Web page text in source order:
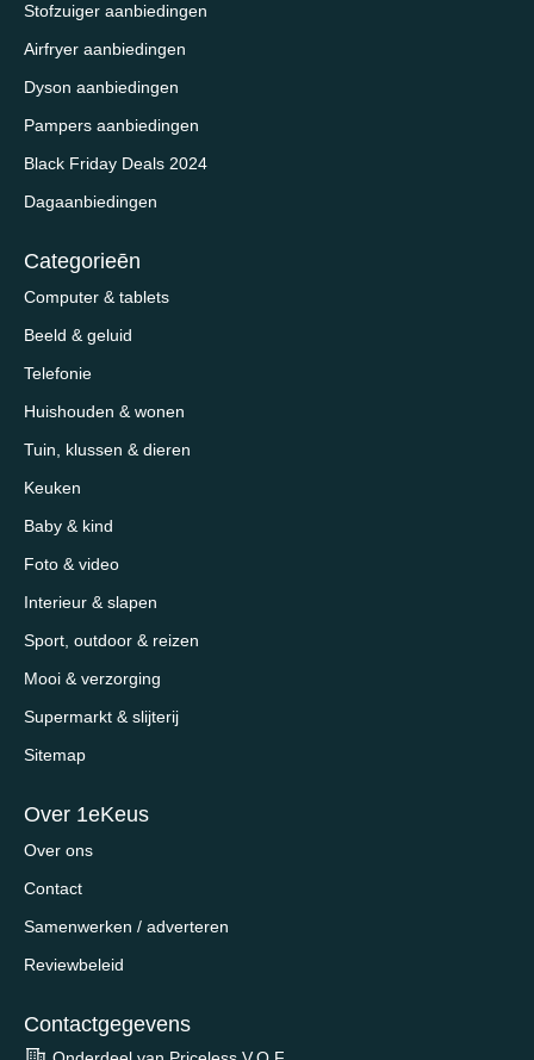
Stofzuiger aanbiedingen
Airfryer aanbiedingen
Dyson aanbiedingen
Pampers aanbiedingen
Black Friday Deals 2024
Dagaanbiedingen
Categorieēn
Computer & tablets
Beeld & geluid
Telefonie
Huishouden & wonen
Tuin, klussen & dieren
Keuken
Baby & kind
Foto & video
Interieur & slapen
Sport, outdoor & reizen
Mooi & verzorging
Supermarkt & slijterij
Sitemap
Over 1eKeus
Over ons
Contact
Samenwerken / adverteren
Reviewbeleid
Contactgegevens